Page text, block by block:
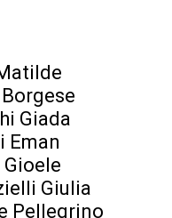
Giada
Eman
Giulia
Pellegrino